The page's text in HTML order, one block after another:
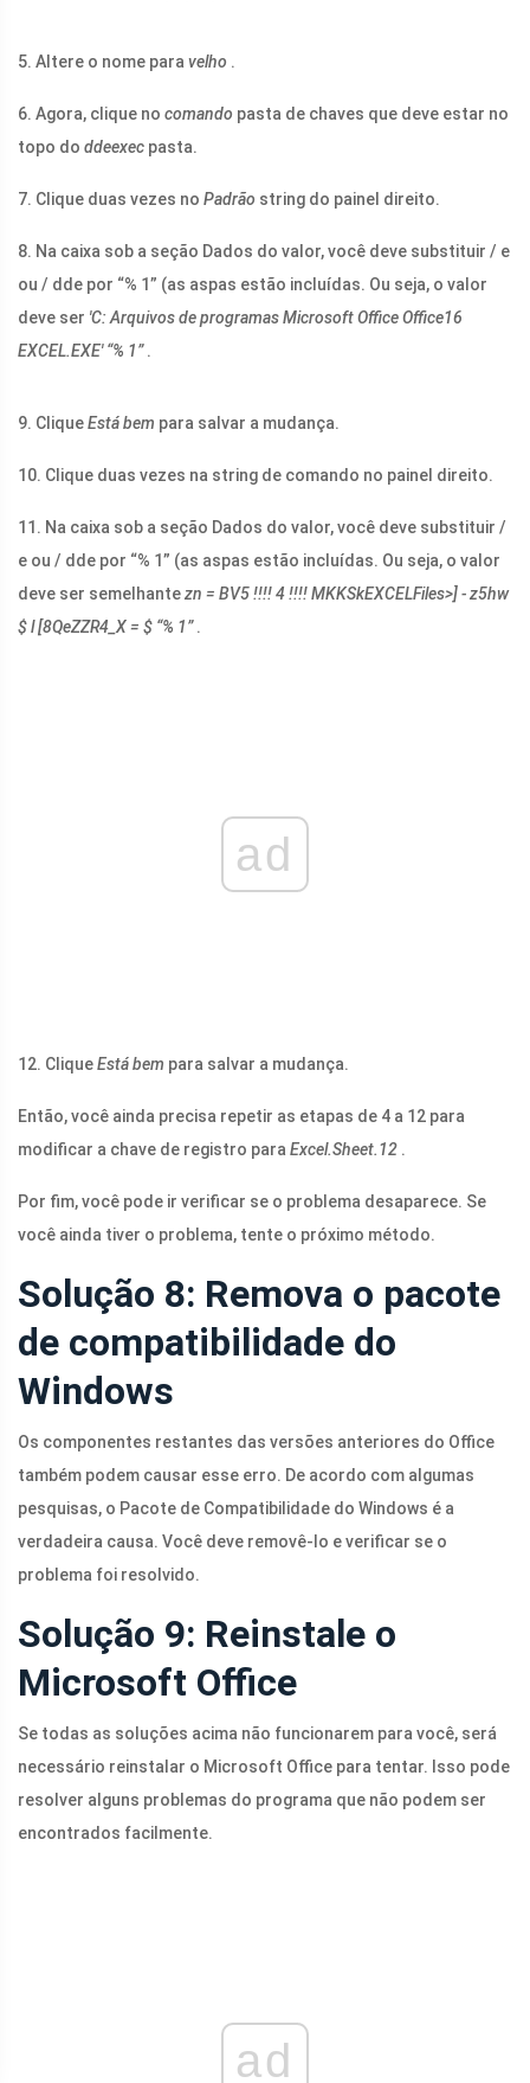
5. Altere o nome para velho .
6. Agora, clique no comando pasta de chaves que deve estar no
topo do ddeexec pasta.
7. Clique duas vezes no Padrão string do painel direito.
8. Na caixa sob a seção Dados do valor, você deve substituir / e
ou / dde por “% 1” (as aspas estão incluídas. Ou seja, o valor
deve ser 'C: Arquivos de programas Microsoft Office Office16
EXCEL.EXE' “% 1”.
9. CliqueEstá bem para salvar a mudança.
10. Clique duas vezes na string de comando no painel direito.
11. Na caixa sob a seção Dados do valor, você deve substituir /
e ou / dde por “% 1” (as aspas estão incluídas. Ou seja, o valor
deve ser semelhantezn = BV5 !!!! 4 !!!! MKKSkEXCELFiles>] - z5hw
$ l [8QeZZR4_X = $ “% 1”.
ad
12. CliqueEstá bem para salvar a mudança.
Então, você ainda precisa repetir as etapas de 4 a 12 para
modificar a chave de registro para Excel.Sheet.12 .
Por fim, você pode ir verificar se o problema desaparece. Se
você ainda tiver o problema, tente o próximo método.
Solução 8: Remova o pacote
de compatibilidade do
Windows
Os componentes restantes das versões anteriores do Office
também podem causar esse erro. De acordo com algumas
pesquisas, o Pacote de Compatibilidade do Windows é a
verdadeira causa. Você deve removê-lo e verificar se o
problema foi resolvido.
Solução 9: Reinstale o
Microsoft Office
Se todas as soluções acima não funcionarem para você, será
necessário reinstalar o Microsoft Office para tentar. Isso pode
resolver alguns problemas do programa que não podem ser
encontrados facilmente.
ad